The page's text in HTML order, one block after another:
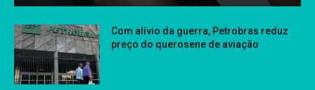
Com alívio da guerra, Petrobras reduz
preço do querosene de aviação